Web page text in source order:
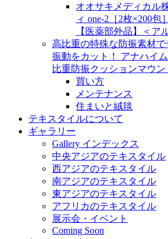
オオサキメディカル
ィ one-2［2枚×200包
【医薬部外品】＜ア
高比重の特殊な防振素材
振動をカット！ アナハイ
比重防振クッションマウン
買い方
メンテナンス
住まいと絨毯
テキスタイルについて
ギャラリー
Gallery インデックス
中央アジアのテキスタイル
西アジアのテキスタイル
南アジアのテキスタイル
東アジアのテキスタイル
アフリカのテキスタイル
展示会・イベント
Coming Soon